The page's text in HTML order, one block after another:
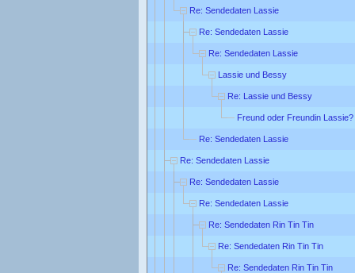
Re: Sendedaten Lassie
Re: Sendedaten Lassie
Re: Sendedaten Lassie
Lassie und Bessy
Re: Lassie und Bessy
Freund oder Freundin Lassie?
Re: Sendedaten Lassie
Re: Sendedaten Lassie
Re: Sendedaten Lassie
Re: Sendedaten Lassie
Re: Sendedaten Rin Tin Tin
Re: Sendedaten Rin Tin Tin
Re: Sendedaten Rin Tin Tin